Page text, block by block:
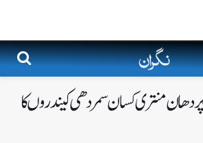
وزیر اعظم نے 600 پردھان منتری کسان سمردھی کیندروں کا